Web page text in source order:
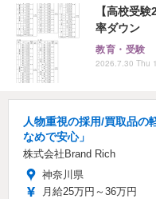
【高校受
率ダウン
教育・受験
2026.7.30 Thu
人物重視の採用/買取品の
なめで安心」
株式会社Brand Rich
神奈川県
月給25万円～36万円